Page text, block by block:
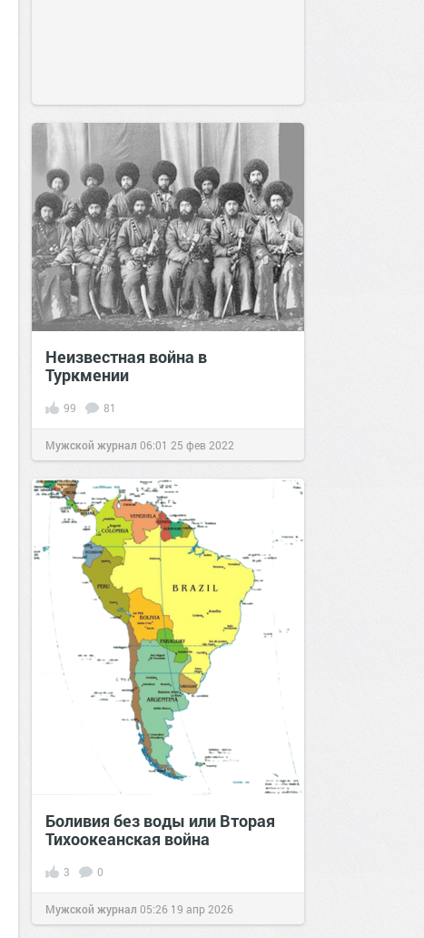
Неизвестная война в
Туркмении
99 81
Мужской журнал 06:01 25 фев 2022
Боливия без воды или Вторая
Тихоокеанская война
3 0
Мужской журнал 05:26 19 апр 2026